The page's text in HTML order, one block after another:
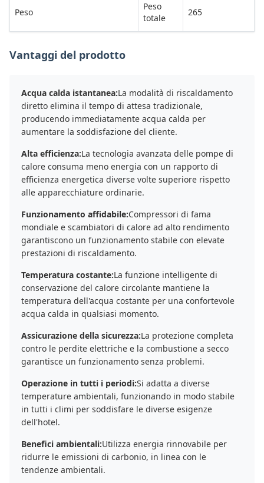
Peso
Peso
totale
265
Vantaggi del prodotto
Acqua calda istantanea:La modalità di riscaldamento
diretto elimina il tempo di attesa tradizionale,
producendo immediatamente acqua calda per
aumentare la soddisfazione del cliente.
Alta efficienza:La tecnologia avanzata delle pompe di
calore consuma meno energia con un rapporto di
efficienza energetica diverse volte superiore rispetto
alle apparecchiature ordinarie.
Funzionamento affidabile:Compressori di fama
mondiale e scambiatori di calore ad alto rendimento
garantiscono un funzionamento stabile con elevate
prestazioni di riscaldamento.
Temperatura costante:La funzione intelligente di
conservazione del calore circolante mantiene la
temperatura dell'acqua costante per una confortevole
acqua calda in qualsiasi momento.
Assicurazione della sicurezza:La protezione completa
contro le perdite elettriche e la combustione a secco
garantisce un funzionamento senza problemi.
Operazione in tutti i periodi:Si adatta a diverse
temperature ambientali, funzionando in modo stabile
in tutti i climi per soddisfare le diverse esigenze
dell'hotel.
Benefici ambientali:Utilizza energia rinnovabile per
ridurre le emissioni di carbonio, in linea con le
tendenze ambientali.